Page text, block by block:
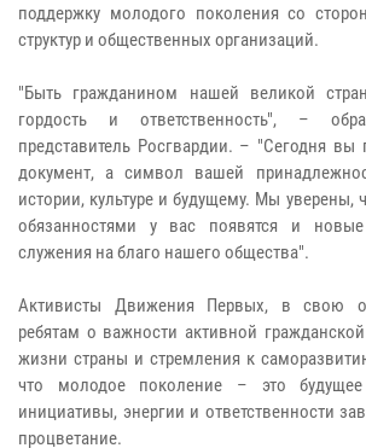
поддержку молодого поколения со
структур и общественных организаций.
"Быть гражданином нашей великой
гордость и ответственность", –
представитель Росгвардии. – "Сегодня вы
документ, а символ вашей
истории, культуре и будущему. Мы уверены,
обязанностями у вас появятся и
служения на благо нашего общества".
Активисты Движения Первых, в свою
ребятам о важности активной
жизни страны и стремления к
что молодое поколение – это
инициативы, энергии и ответственности
процветание.